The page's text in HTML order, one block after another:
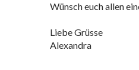
Wünsch euch allen
Liebe Grüsse
Alexandra